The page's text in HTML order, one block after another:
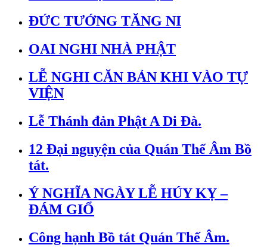
ĐỨC TƯỚNG TĂNG NI
OAI NGHI NHÀ PHẬT
LỄ NGHI CĂN BẢN KHI VÀO TỰ
VIỆN
Lễ Thánh đản Phật A Di Đà.
12 Đại nguyện của Quán Thế Âm Bồ
tát.
Ý NGHĨA NGÀY LỄ HÚY KỴ –
ĐÁM GIỔ
Công hạnh Bồ tát Quán Thế Âm.